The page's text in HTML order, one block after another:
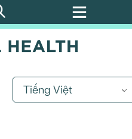
Tiếng Việt